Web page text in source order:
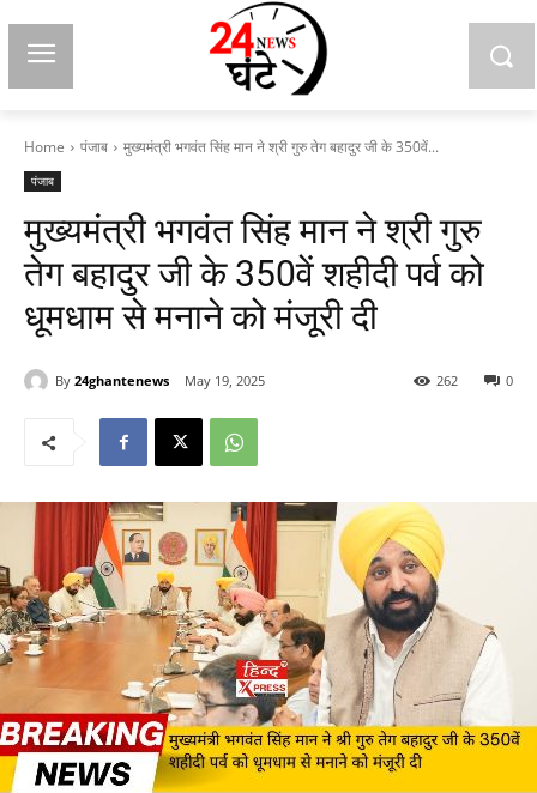
Home पंजाब मुख्यमंत्री भगवंत सिंह मान ने श्री गुरु तेग बहादुर जी के 350वें...
पंजाब
मुख्यमंत्री भगवंत सिंह मान ने श्री गुरु
तेग बहादुर जी के 350वें शहीदी पर्व को
धूमधाम से मनाने को मंजूरी दी
By 24ghantenews May 19, 2025 0
262